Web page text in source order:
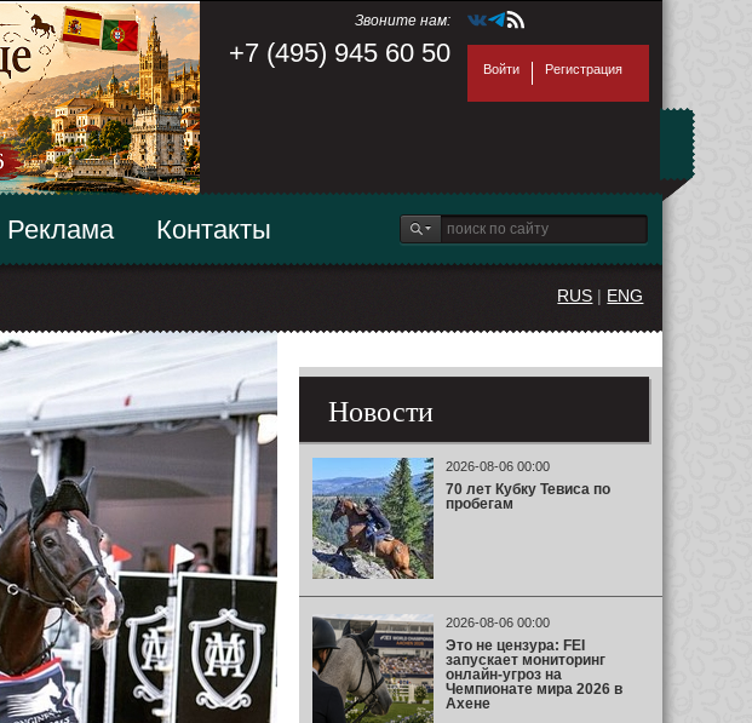
Звоните нам:
+7 (495) 945 60 50
Войти Регистрация
Реклама Контакты
RUS | ENG
Новости
2026-08-06 00:00
70 лет Кубку Тевиса по
пробегам
2026-08-06 00:00
Это не цензура: FEI
запускает мониторинг
онлайн-угроз на
Чемпионате мира 2026 в
Ахене